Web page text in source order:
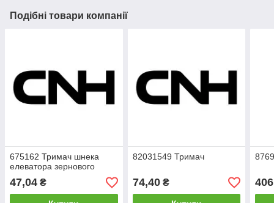
Подібні товари компанії
675162 Тримач шнека
елеватора зернового
47,04 ₴
82031549 Тримач
74,40₴